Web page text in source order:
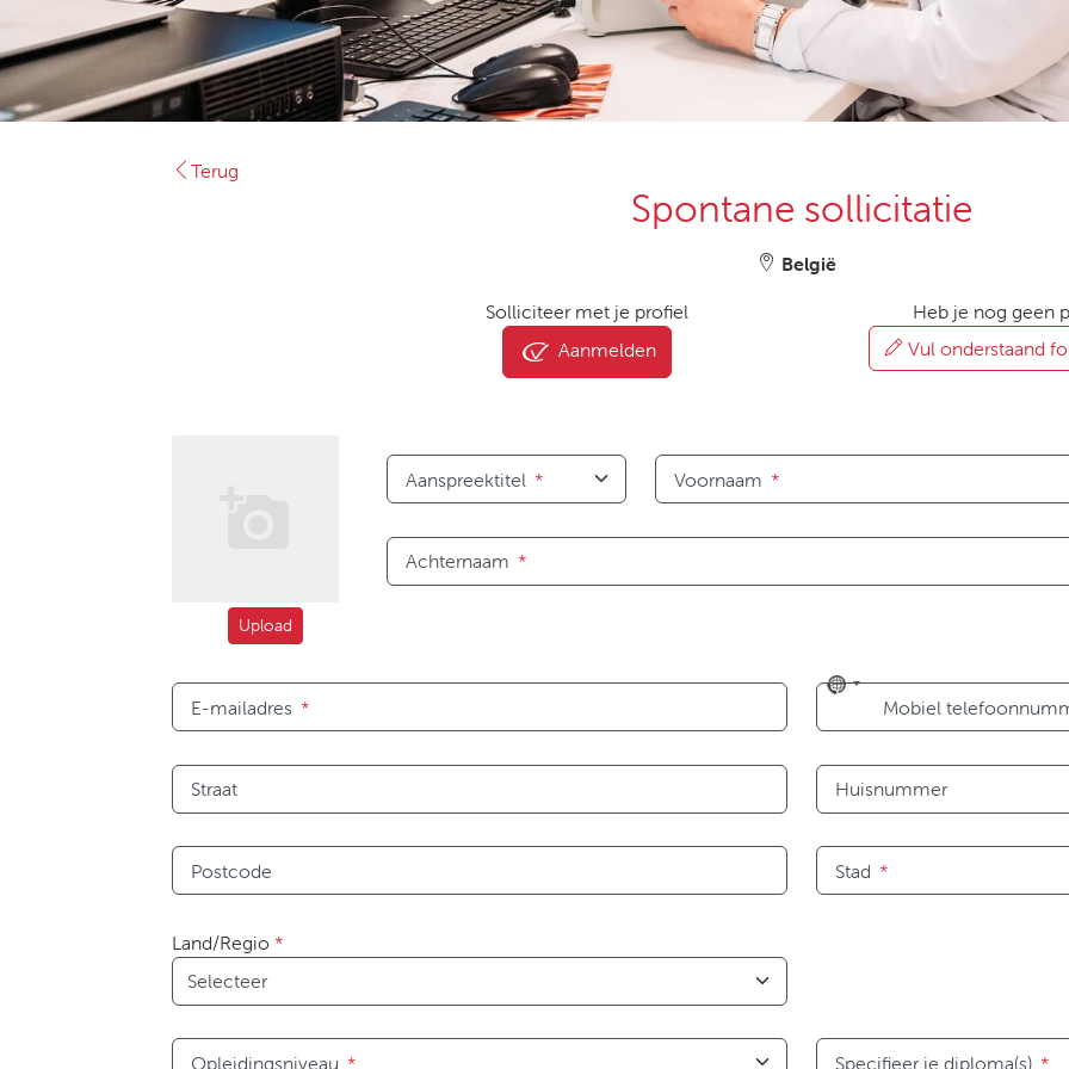
Terug
Spontane sollicitatie
België
Solliciteer met je profiel
Aanmelden
Heb je nog geen
Vul onderstaand
Upload
Aanspreektitel * Voornaam *
Achternaam *
E-mailadres *
No
countryMobiel
Straat Huisnummer
Postcode Stad *
Land/Regio *
Opleidingsniveau * Specifieer je diploma(s) *